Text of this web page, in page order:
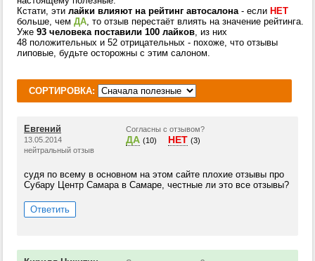
Кстати, эти лайки влияют на рейтинг автосалона- если НЕТ
больше, чем ДА, то отзыв перестаёт влиять на значение рейтинга.
Уже 93 человека поставили 100 лайков, из них
48 положительных и 52 отрицательных - похоже, что отзывы
липовые, будьте осторожны с этим салоном.
СОРТИРОВКА:
Евгений
13.05.2014
нейтральный отзыв
Согласны с отзывом?
ДА (10) НЕТ (3)
судя по всему в основном на этом сайте плохие отзывы про
Субару Центр Самара в Самаре, честные ли это все отзывы?
Ответить